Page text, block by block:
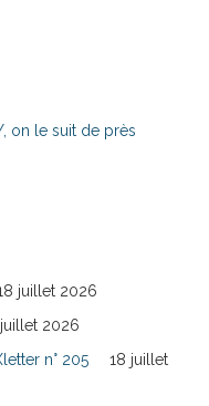
on le suit de près
juillet 2026
2026
n° 205
18 juillet